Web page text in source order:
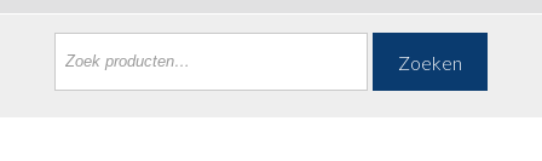
Zoeken